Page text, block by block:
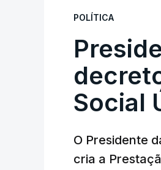
POLÍTICA
Social
O Presidente
cria a